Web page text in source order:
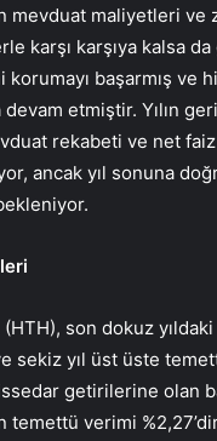
mevduat maliyetleri ve
karşı karşıya kalsa
başarmış ve
etmiştir. Yılın
rekabeti ve net
ancak yıl sonuna
son dokuz yıldaki
sekiz yıl üst üste
getirilerine olan
verimi